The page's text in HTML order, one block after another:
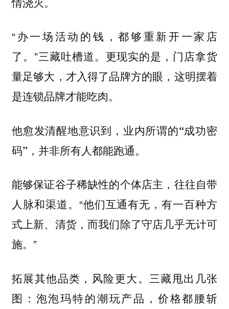
“办一场活动的钱，都够重新开一家店
了。”三藏吐槽道。更现实的是，门店拿货
量足够大，才入得了品牌方的眼，这明摆着
是连锁品牌才能吃肉。
他愈发清醒地意识到， 业内所谓的“成功密
码”，并非所有人都能跑通。
能够保证谷子稀缺性的个体店主，往往自带
人脉和渠道。“他们互通有无，有一百种方
式上新、清货，而我们除了守店几乎无计可
施。”
拓展其他品类，风险更大。三藏甩出几张
图：泡泡玛特的潮玩产品，价格都腰斩